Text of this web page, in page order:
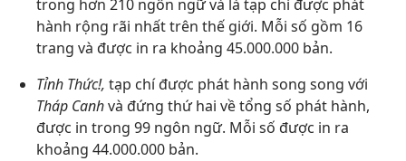
trong hơn 210 ngôn ngữ và là tạp chí được phát
hành rộng rãi nhất trên thế giới. Mỗi số gồm 16
trang và được in ra khoảng 45.000.000 bản.
Tỉnh Thức!, tạp chí được phát hành song song với
Tháp Canhvà đứng thứ hai về tổng số phát hành,
được in trong 99 ngôn ngữ. Mỗi số được in ra
khoảng 44.000.000 bản.